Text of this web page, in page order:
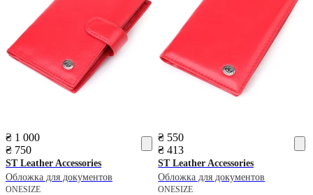
₴ 1 000
₴ 750
ST Leather Accessories
Обложка для документов
ONESIZE
₴ 550
₴ 413
ST Leather Accessories
Обложка для документов
ONESIZE